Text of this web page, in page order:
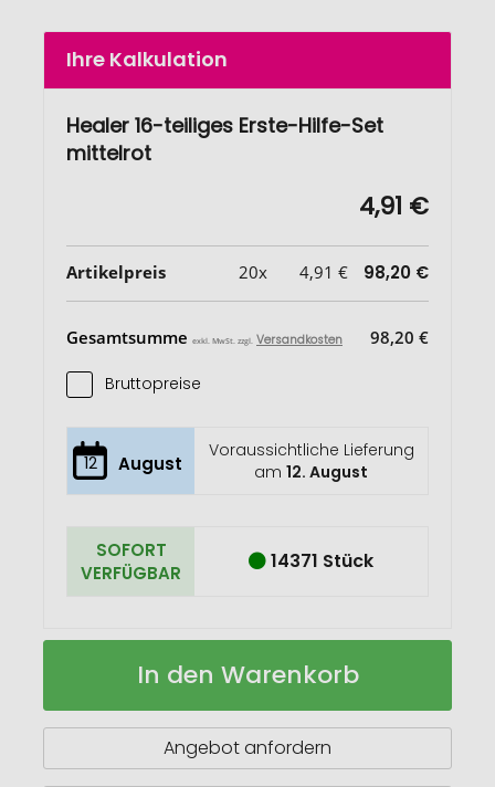
Ihre Kalkulation
Healer 16-teiliges Erste-Hilfe-Set
mittelrot
4,91 €
Artikelpreis 20x 4,91 € 98,20 €
Gesamtsumme exkl. MwSt. zzgl. Versandkosten 98,20 €
Bruttopreise
12 August
Voraussichtliche Lieferung
am12. August
SOFORT
VERFÜGBAR
14371 Stück
Erste-
In den Warenkorb
Angebot anfordern